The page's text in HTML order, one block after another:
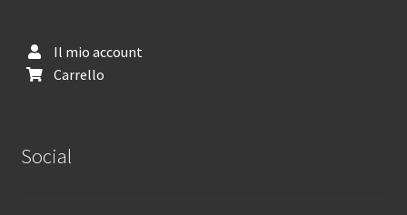
Il mio account
Carrello
Social